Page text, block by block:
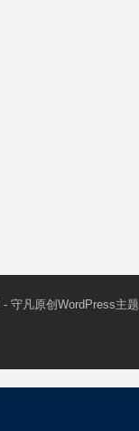
- 守凡原创 WordPress主题